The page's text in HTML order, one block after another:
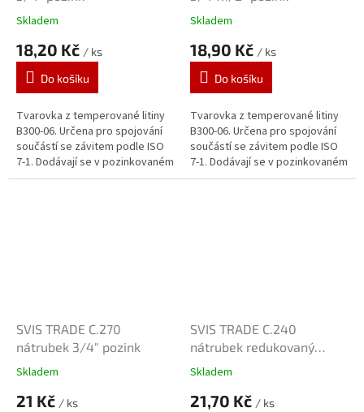
Skladem
18,20 Kč / ks
Do košíku
Tvarovka z temperované litiny
B300-06. Určena pro spojování
součástí se závitem podle ISO
7-1. Dodávají se v pozinkovaném
provedení. Zinkový povlak o
Skladem
18,90 Kč / ks
Do košíku
Tvarovka z temperované litiny
B300-06. Určena pro spojování
součástí se závitem podle ISO
7-1. Dodávají se v pozinkovaném
provedení. Zinkový povlak o
SVIS TRADE C.270
nátrubek 3/4" pozink
Skladem
21 Kč / ks
SVIS TRADE C.240
nátrubek redukovaný
3/8"x1/2" pozink
Skladem
21,70 Kč / ks